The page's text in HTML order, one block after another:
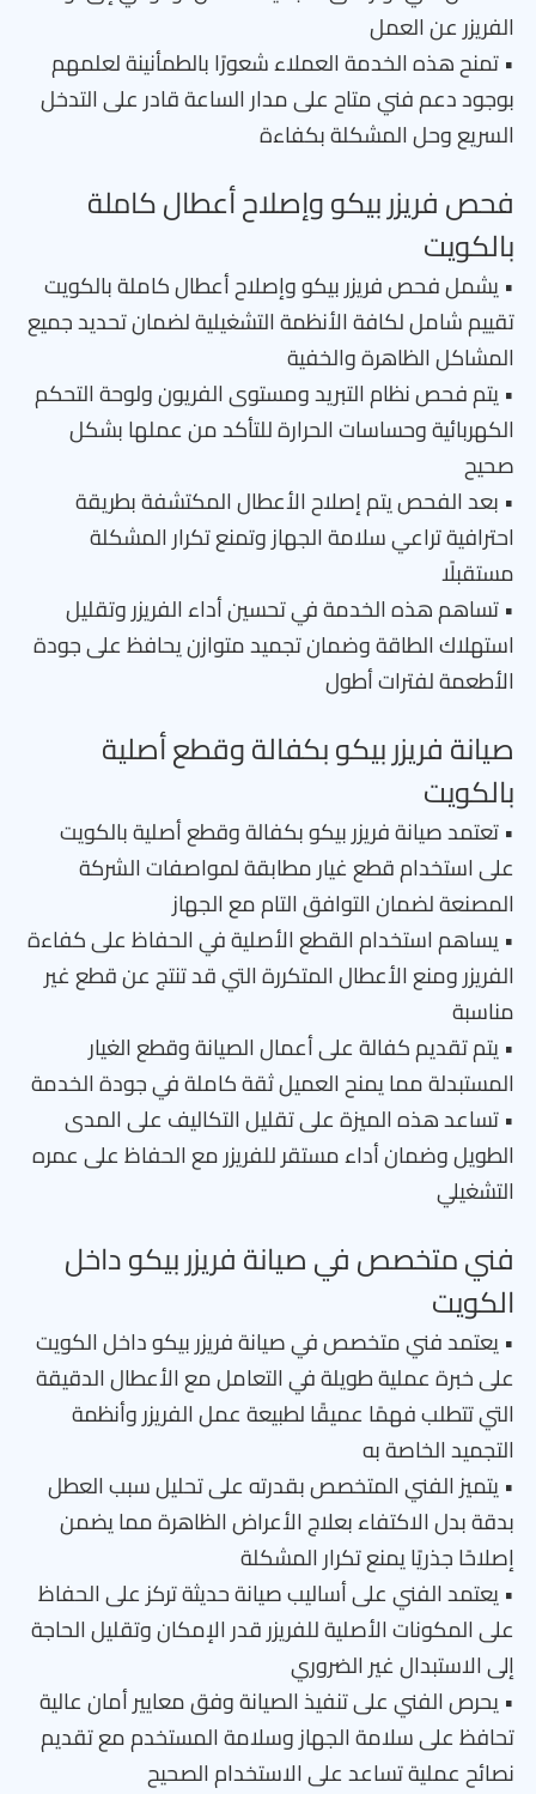
الفريزر عن العمل
• تمنح هذه الخدمة العملاء شعورًا بالطمأنينة لعلمهم
بوجود دعم فني متاح على مدار الساعة قادر على التدخل
السريع وحل المشكلة بكفاءة
فحص فريزر بيكو وإصلاح أعطال كاملة
بالكويت
• يشمل فحص فريزر بيكو وإصلاح أعطال كاملة بالكويت
تقييم شامل لكافة الأنظمة التشغيلية لضمان تحديد جميع
المشاكل الظاهرة والخفية
• يتم فحص نظام التبريد ومستوى الفريون ولوحة التحكم
الكهربائية وحساسات الحرارة للتأكد من عملها بشكل
صحيح
• بعد الفحص يتم إصلاح الأعطال المكتشفة بطريقة
احترافية تراعي سلامة الجهاز وتمنع تكرار المشكلة
مستقبلًا
• تساهم هذه الخدمة في تحسين أداء الفريزر وتقليل
استهلاك الطاقة وضمان تجميد متوازن يحافظ على جودة
الأطعمة لفترات أطول
صيانة فريزر بيكو بكفالة وقطع أصلية
بالكويت
• تعتمد صيانة فريزر بيكو بكفالة وقطع أصلية بالكويت
على استخدام قطع غيار مطابقة لمواصفات الشركة
المصنعة لضمان التوافق التام مع الجهاز
• يساهم استخدام القطع الأصلية في الحفاظ على كفاءة
الفريزر ومنع الأعطال المتكررة التي قد تنتج عن قطع غير
مناسبة
• يتم تقديم كفالة على أعمال الصيانة وقطع الغيار
المستبدلة مما يمنح العميل ثقة كاملة في جودة الخدمة
• تساعد هذه الميزة على تقليل التكاليف على المدى
الطويل وضمان أداء مستقر للفريزر مع الحفاظ على عمره
التشغيلي
فني متخصص في صيانة فريزر بيكو داخل
الكويت
• يعتمد فني متخصص في صيانة فريزر بيكو داخل الكويت
على خبرة عملية طويلة في التعامل مع الأعطال الدقيقة
التي تتطلب فهمًا عميقًا لطبيعة عمل الفريزر وأنظمة
التجميد الخاصة به
• يتميز الفني المتخصص بقدرته على تحليل سبب العطل
بدقة بدل الاكتفاء بعلاج الأعراض الظاهرة مما يضمن
إصلاحًا جذريًا يمنع تكرار المشكلة
• يعتمد الفني على أساليب صيانة حديثة تركز على الحفاظ
على المكونات الأصلية للفريزر قدر الإمكان وتقليل الحاجة
إلى الاستبدال غير الضروري
• يحرص الفني على تنفيذ الصيانة وفق معايير أمان عالية
تحافظ على سلامة الجهاز وسلامة المستخدم مع تقديم
نصائح عملية تساعد على الاستخدام الصحيح